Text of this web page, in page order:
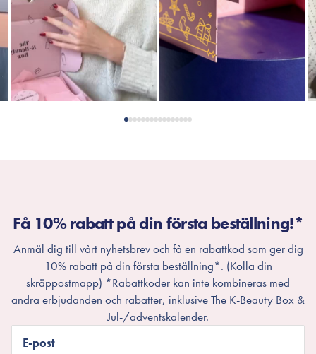
Få 10% rabatt på din första beställning!*
Anmäl dig till vårt nyhetsbrev och få en rabattkod som ger dig
10% rabatt på din första beställning*. (Kolla din
skräppostmapp) *Rabattkoder kan inte kombineras med
andra erbjudanden och rabatter, inklusive The K-Beauty Box &
Jul-/adventskalender.
E-post